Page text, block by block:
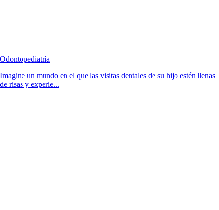
Odontopediatría
Imagine un mundo en el que las visitas dentales de su hijo estén llenas
de risas y experie...